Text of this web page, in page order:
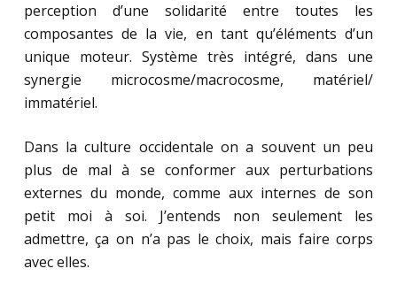
perception d’une solidarité entre toutes les
composantes de la vie, en tant qu’éléments d’un
unique moteur. Système très intégré, dans une
synergie microcosme/macrocosme, matériel/
immatériel.
Dans la culture occidentale on a souvent un peu
plus de mal à se conformer aux perturbations
externes du monde, comme aux internes de son
petit moi à soi. J’entends non seulement les
admettre, ça on n’a pas le choix, mais faire corps
avec elles.